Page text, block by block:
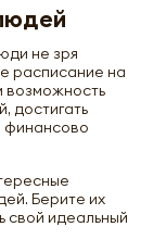
не зря
расписание на
возможность
достигать
финансово
Берите их
свой идеальный